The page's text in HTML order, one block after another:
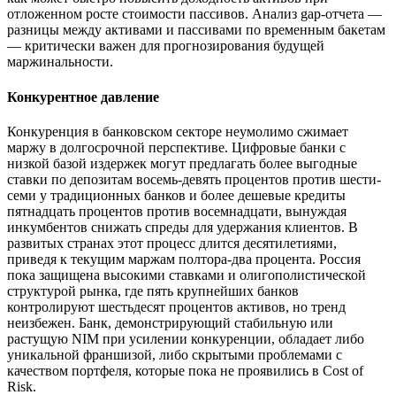
отложенном росте стоимости пассивов. Анализ gap-отчета —
разницы между активами и пассивами по временным бакетам
— критически важен для прогнозирования будущей
маржинальности.
Конкурентное давление
Конкуренция в банковском секторе неумолимо сжимает
маржу в долгосрочной перспективе. Цифровые банки с
низкой базой издержек могут предлагать более выгодные
ставки по депозитам восемь-девять процентов против шести-
семи у традиционных банков и более дешевые кредиты
пятнадцать процентов против восемнадцати, вынуждая
инкумбентов снижать спреды для удержания клиентов. В
развитых странах этот процесс длится десятилетиями,
приведя к текущим маржам полтора-два процента. Россия
пока защищена высокими ставками и олигополистической
структурой рынка, где пять крупнейших банков
контролируют шестьдесят процентов активов, но тренд
неизбежен. Банк, демонстрирующий стабильную или
растущую NIM при усилении конкуренции, обладает либо
уникальной франшизой, либо скрытыми проблемами с
качеством портфеля, которые пока не проявились в Cost of
Risk.